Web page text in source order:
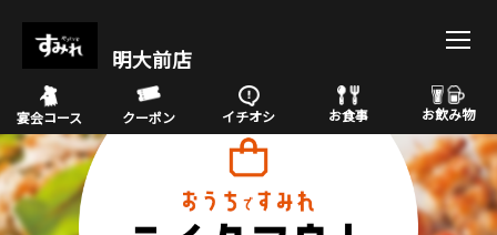
明大前店
宴会コース クーポン イチオシ お食事 お飲み物